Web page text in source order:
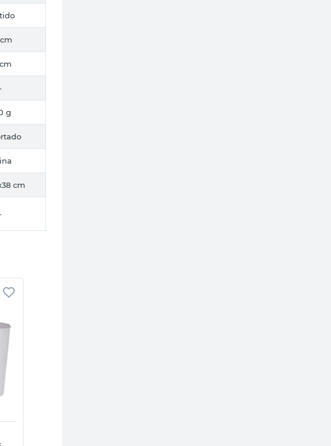
g
cm